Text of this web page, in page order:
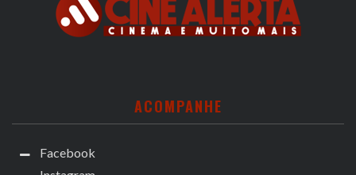
ACOMPANHE
Facebook